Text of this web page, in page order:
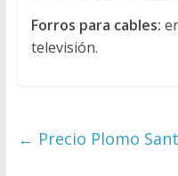
Forros para cables:
televisión.
← Precio Plomo